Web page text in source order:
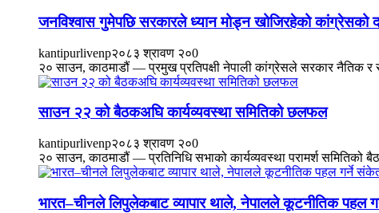
जनविश्वास गुमेपछि सरकारले ध्यान मोड्न खोजिरहेको कांग्रेसको
kantipurlivenp२०८३ श्रावण २०0
२० साउन, काठमाडौं — प्रमुख प्रतिपक्षी नेपाली कांग्रेसले सरकार नैतिक
साउन २२ को बैठकअघि कार्यव्यवस्था समितिको छलफल
kantipurlivenp२०८३ श्रावण २०0
२० साउन, काठमाडौं — प्रतिनिधि सभाको कार्यव्यवस्था परामर्श समितिको
भारत–चीनले लिपुलेकबाट व्यापार थाले, नेपालले कूटनीतिक पहल